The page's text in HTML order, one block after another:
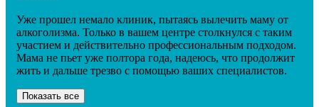
Уже прошел немало клиник, пытаясь вылечить маму от
алкоголизма. Только в вашем центре столкнулся с таким
участием и действительно профессиональным подходом.
Мама не пьет уже полтора года, надеюсь, что продолжит
жить и дальше трезво с помощью ваших специалистов.
Показать все